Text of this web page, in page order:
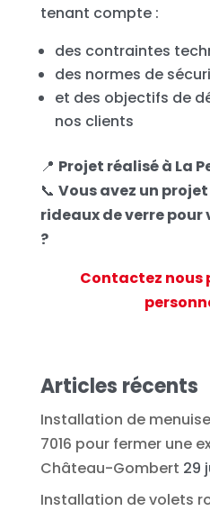
tenant compte :
des contraintes
des normes de
et des objectifs de
nos clients
📍 Projet réalisé à La
📞 Vous avez un
rideaux de verre
?
Contactez nous
Articles récents
Installation de
7016 pour fermer une
Château-Gombert 29
Installation de volets